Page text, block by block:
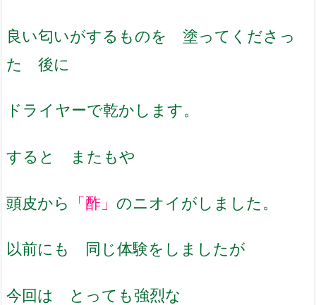
良い匂いがするものを 塗ってくださっ
た 後に
ドライヤーで乾かします。
すると またもや
頭皮から 「酢」 のニオイがしました。
以前にも 同じ体験をしましたが
今回は とっても強烈な